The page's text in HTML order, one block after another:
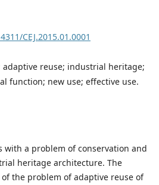
CEJ.2015.01.0001
adaptive reuse; industrial heritage;
function; new use; effective use.
with a problem of conservation and
heritage architecture. The
the problem of adaptive reuse of